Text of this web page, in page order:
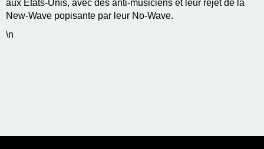
aux Etats-Unis, avec des anti-musiciens et leur rejet de la
New-Wave popisante par leur No-Wave.
\n